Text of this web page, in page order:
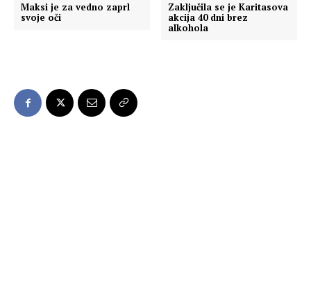
Maksi je za vedno zaprl
svoje oči
Zaključila se je Karitasova
akcija 40 dni brez
alkohola